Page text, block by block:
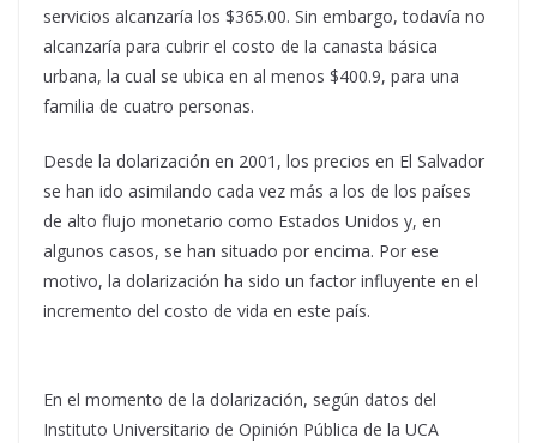
servicios alcanzaría los $365.00. Sin embargo, todavía no
alcanzaría para cubrir el costo de la canasta básica
urbana, la cual se ubica en al menos $400.9, para una
familia de cuatro personas.
Desde la dolarización en 2001, los precios en El Salvador
se han ido asimilando cada vez más a los de los países
de alto flujo monetario como Estados Unidos y, en
algunos casos, se han situado por encima. Por ese
motivo, la dolarización ha sido un factor influyente en el
incremento del costo de vida en este país.
En el momento de la dolarización, según datos del
Instituto Universitario de Opinión Pública de la UCA